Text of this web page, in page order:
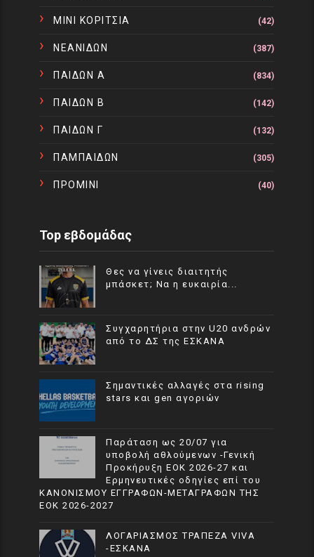
ΜΙΝΙ ΚΟΡΙΤΣΙΑ (42)
ΝΕΑΝΙΔΩΝ (387)
ΠΑΙΔΩΝ Α (834)
ΠΑΙΔΩΝ Β (142)
ΠΑΙΔΩΝ Γ (132)
ΠΑΜΠΑΙΔΩΝ (305)
ΠΡΟΜΙΝΙ (40)
Top εβδομάδας
Θες να γίνεις διαιτητής
μπάσκετ; Να η ευκαιρία...
Συγχαρητήρια στην U20 ανδρών
από το ΔΣ της ΕΣΚΑΝΑ
Σημαντικές αλλαγές στα rising
stars και gen αγοριών
Παράταση ως 20/07 για
υποβολή αθλούμενων -Γενική
Προκήρυξη ΕΟΚ 2026-27 και
Ερμηνευτικές οδηγίες επί του
ΚΑΝΟΝΙΣΜΟΥ ΕΓΓΡΑΦΩΝ-ΜΕΤΑΓΡΑΦΩΝ ΤΗΣ
ΕΟΚ 2026-2027
ΛΟΓΑΡΙΑΣΜΟΣ ΤΡΑΠΕΖΑ VIVA
-ΕΣΚΑΝΑ